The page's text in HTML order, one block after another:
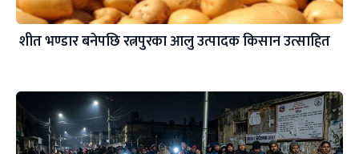
शीत भण्डार बनेपछि रत्नपुरका आलु उत्पादक किसान उत्साहित